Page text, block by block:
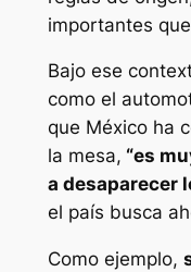
importantes
Bajo ese
como el
que México ha
la mesa, “es
a desaparecer
el país busca
Como ejemplo,